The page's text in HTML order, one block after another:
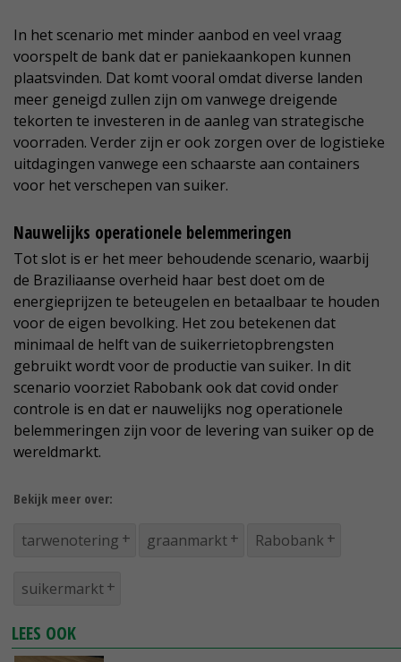
In het scenario met minder aanbod en veel vraag
voorspelt de bank dat er paniekaankopen kunnen
plaatsvinden. Dat komt vooral omdat diverse landen
meer geneigd zullen zijn om vanwege dreigende
tekorten te investeren in de aanleg van strategische
voorraden. Verder zijn er ook zorgen over de logistieke
uitdagingen vanwege een schaarste aan containers
voor het verschepen van suiker.
Nauwelijks operationele belemmeringen
Tot slot is er het meer behoudende scenario, waarbij
de Braziliaanse overheid haar best doet om de
energieprijzen te beteugelen en betaalbaar te houden
voor de eigen bevolking. Het zou betekenen dat
minimaal de helft van de suikerrietopbrengsten
gebruikt wordt voor de productie van suiker. In dit
scenario voorziet Rabobank ook dat covid onder
controle is en dat er nauwelijks nog operationele
belemmeringen zijn voor de levering van suiker op de
wereldmarkt.
Bekijk meer over:
tarwenotering graanmarkt Rabobank
suikermarkt
LEES OOK